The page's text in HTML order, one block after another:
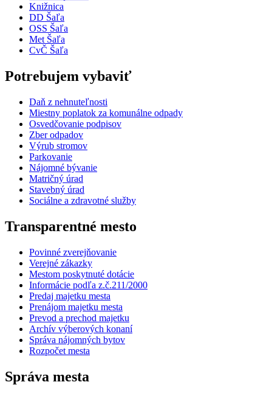
Knižnica
DD Šaľa
OSS Šaľa
Met Šaľa
CvČ Šaľa
Potrebujem vybaviť
Daň z nehnuteľnosti
Miestny poplatok za komunálne odpady
Osvedčovanie podpisov
Zber odpadov
Výrub stromov
Parkovanie
Nájomné bývanie
Matričný úrad
Stavebný úrad
Sociálne a zdravotné služby
Transparentné mesto
Povinné zverejňovanie
Verejné zákazky
Mestom poskytnuté dotácie
Informácie podľa z.č.211/2000
Predaj majetku mesta
Prenájom majetku mesta
Prevod a prechod majetku
Archív výberových konaní
Správa nájomných bytov
Rozpočet mesta
Správa mesta